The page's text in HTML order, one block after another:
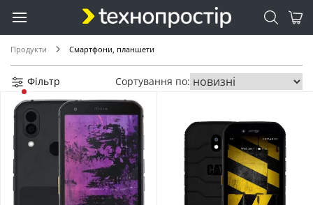
Продукти Смартфони, планшети
Hotwav (+1)
Panasonic (+1)
Verico (+1)
VODAFONE (+1)
Фільтр Сортування по: